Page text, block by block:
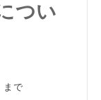
つい
まで